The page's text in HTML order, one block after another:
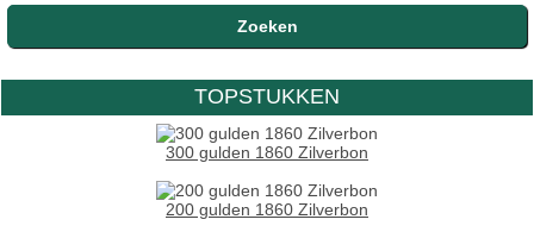
TOPSTUKKEN
300 gulden 1860 Zilverbon
200 gulden 1860 Zilverbon